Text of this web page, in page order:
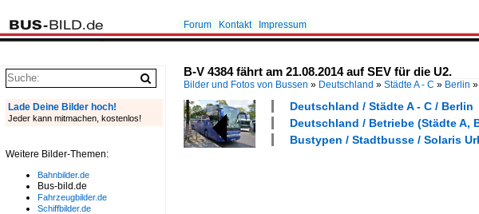
Forum Kontakt Impressum
B-V 4384 fährt am 21.08.2014 auf SEV für die U2.
Bilder und Fotos von Bussen » Deutschland » Städte A - C » Berlin »
Deutschland / Städte A - C / Berlin
Deutschland / Betriebe (Städte A,
Bustypen / Stadtbusse / Solaris
Lade Deine Bilder hoch!
Jeder kann mitmachen, kostenlos!
Weitere Bilder-Themen:
Bahnbilder.de
Bus-bild.de
Fahrzeugbilder.de
Schiffbilder.de